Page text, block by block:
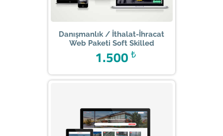
Danışmanlık / İthalat-İhracat
Web Paketi Soft Skilled
₺
1.500